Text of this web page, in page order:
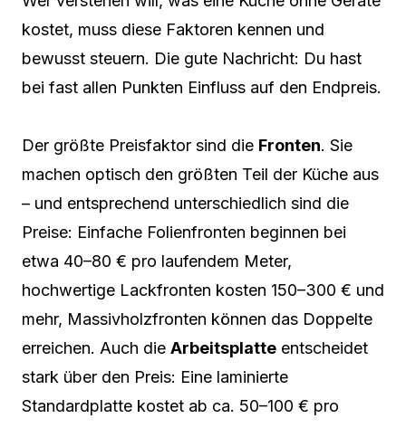
kostet, muss diese Faktoren kennen und
bewusst steuern. Die gute Nachricht: Du hast
bei fast allen Punkten Einfluss auf den Endpreis.
Der größte Preisfaktor sind die Fronten. Sie
machen optisch den größten Teil der Küche aus
– und entsprechend unterschiedlich sind die
Preise: Einfache Folienfronten beginnen bei
etwa 40–80 € pro laufendem Meter,
hochwertige Lackfronten kosten 150–300 € und
mehr, Massivholzfronten können das Doppelte
erreichen. Auch die Arbeitsplatte entscheidet
stark über den Preis: Eine laminierte
Standardplatte kostet ab ca. 50–100 € pro